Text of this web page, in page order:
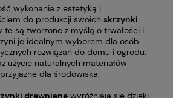
wykonania z estetyką i
do produkcji swoich skrzynki
te są tworzone z myślą o trwałości i
je idealnym wyborem dla osób
rozwiązań do domu i ogrodu.
użycie naturalnych materiałów
dla środowiska.
drewnianewyróżniają się dzięki